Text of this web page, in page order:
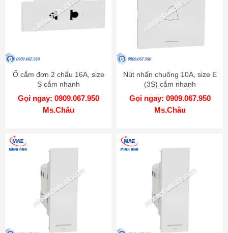
Ổ cắm đơn 2 chấu 16A, size
S cắm nhanh
M3T426US_WE
Gọi ngay: 0909.067.950
Ms.Châu
Nút nhấn chuông 10A, size E
(3S) cắm nhanh
M3T31_HBP_WE
Gọi ngay: 0909.067.950
Ms.Châu